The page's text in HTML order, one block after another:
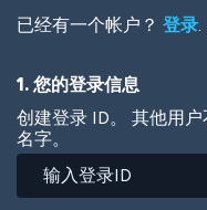
已经有一个帐户？ 登录.
1. 您的登录信息
创建登录 ID。 其他用
名字。